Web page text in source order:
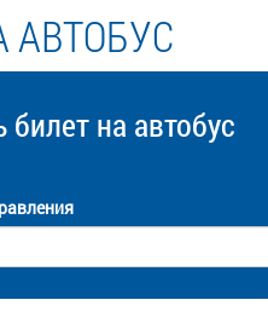
АВТОБУС
билет на автобус